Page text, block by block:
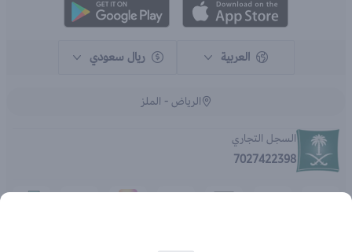
العربية ريال سعودي
الرياض - الملز
السجل التجاري
7027422398